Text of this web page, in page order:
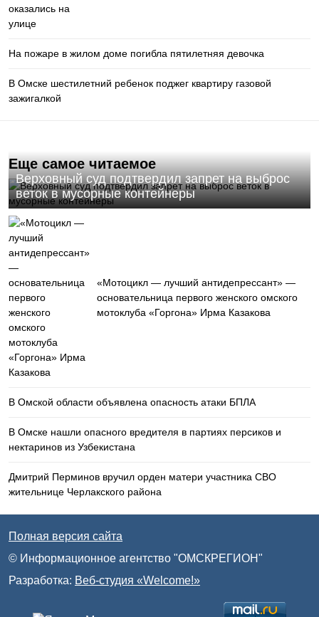
На пожаре в жилом доме погибла пятилетняя девочка
В Омске шестилетний ребенок поджег квартиру газовой
зажигалкой
Еще самое читаемое
Верховный суд подтвердил запрет на выброс
веток в мусорные контейнеры
«Мотоцикл — лучший антидепрессант» —
основательница первого женского омского
мотоклуба «Горгона» Ирма Казакова
В Омской области объявлена опасность атаки БПЛА
В Омске нашли опасного вредителя в партиях персиков и
нектаринов из Узбекистана
Дмитрий Перминов вручил орден матери участника СВО
жительнице Черлакского района
Полная версия сайта
© Информационное агентство "ОМСКРЕГИОН"
Разработка: Веб-студия «Welcome!»